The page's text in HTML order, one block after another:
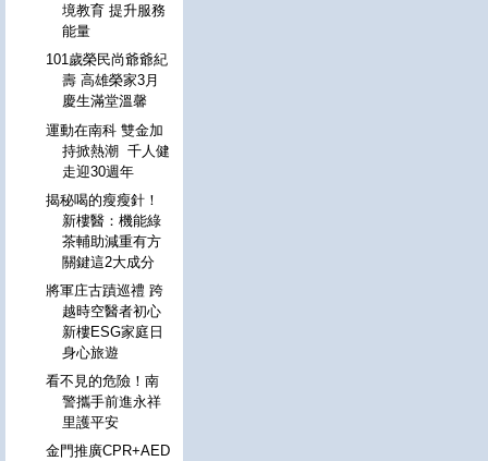
境教育 提升服務
能量
101歲榮民尚爺爺紀
壽 高雄榮家3月
慶生滿堂溫馨
運動在南科 雙金加
持掀熱潮 千人健
走迎30週年
揭秘喝的瘦瘦針！
新樓醫：機能綠
茶輔助減重有方
關鍵這2大成分
將軍庄古蹟巡禮 跨
越時空醫者初心
新樓ESG家庭日
身心旅遊
看不見的危險！南
警攜手前進永祥
里護平安
金門推廣CPR+AED